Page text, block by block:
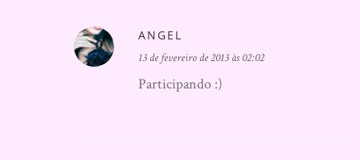
ANGEL
13 de fevereiro de 2013 às 02:02
Participando :)